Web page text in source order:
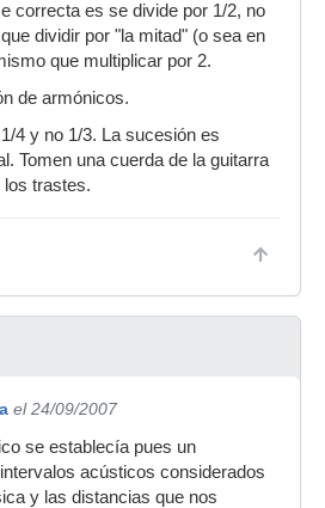
correcta es se divide por 1/2, no
dividir por "la mitad" (o sea en
que multiplicar por 2.
de armónicos.
4 y no 1/3. La sucesión es
Tomen una cuerda de la guitarra
los trastes.
el 24/09/2007
se establecía pues un
acústicos considerados
y las distancias que nos